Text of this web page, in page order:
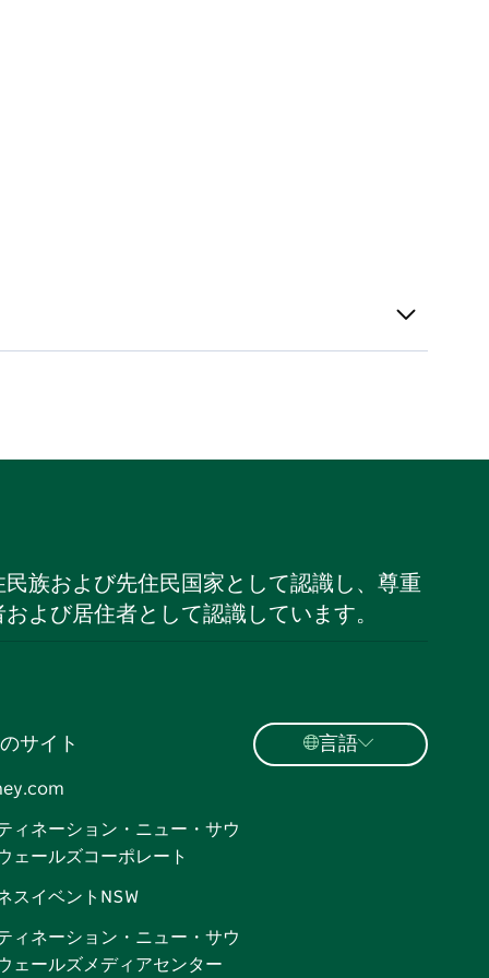
族および先住民国家として認識し、尊重
よび居住者として認識しています。
サイト
ィネーション・ニュー・サウ
ェールズコーポレート
スイベントNSW
ィネーション・ニュー・サウ
ェールズメディアセンター
言語